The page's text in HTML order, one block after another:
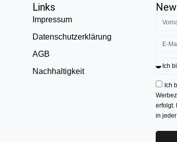
Links
Impressum
Datenschutzerklärung
AGB
Nachhaltigkeit
Ich
erfolgt.
in